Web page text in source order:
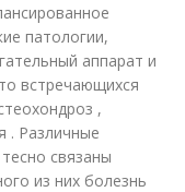
патологии,
аппарат и
встречающихся
,
. Различные
связаны
из них болезнь